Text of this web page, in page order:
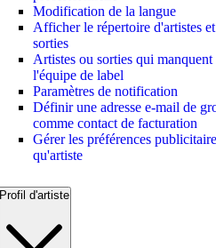
Modification de la langue
Afficher le répertoire d'artistes
sorties
Artistes ou sorties qui manquent
l'équipe de label
Paramètres de notification
Définir une adresse e-mail de
comme contact de facturation
Gérer les préférences
qu'artiste
Profil d'artiste